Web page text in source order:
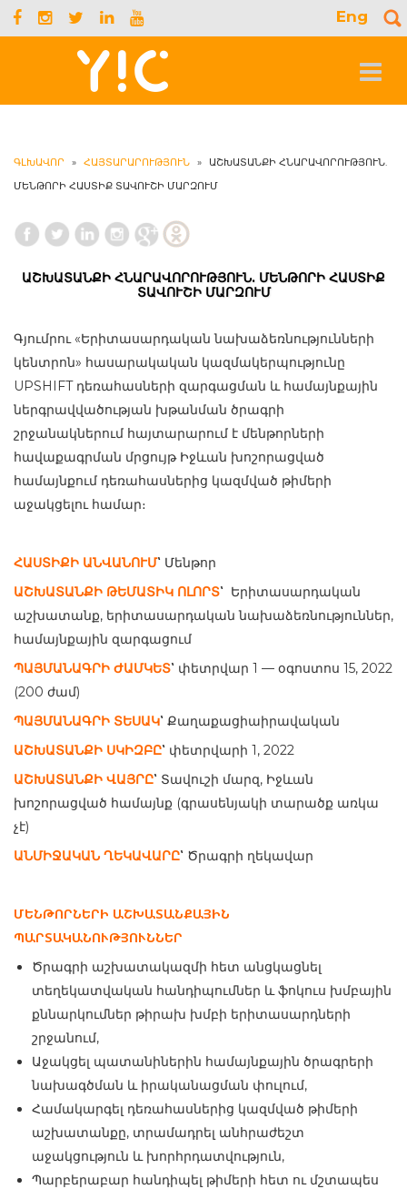
Eng
Toggle
ԳԼԽԱՎՈՐ » ՀԱՅՏԱՐԱՐՈՒԹՅՈՒՆ »
ԱՇԽԱՏԱՆՔԻ ՀՆԱՐԱՎՈՐՈՒԹՅՈՒՆ.
ՄԵՆԹՈՐԻ ՀԱՍՏԻՔ ՏԱՎՈՒՇԻ ՄԱՐԶՈՒՄ
ԱՇԽԱՏԱՆՔԻ ՀՆԱՐԱՎՈՐՈՒԹՅՈՒՆ. ՄԵՆԹՈՐԻ ՀԱՍՏԻՔ
ՏԱՎՈՒՇԻ ՄԱՐԶՈՒՄ
Գյումրու «Երիտասարդական նախաձեռնությունների
կենտրոն» հասարակական կազմակերպությունը
UPSHIFT դեռահասների զարգացման և համայնքային
ներգրավվածության խթանման ծրագրի
շրջանակներում հայտարարում է մենթորների
հավաքագրման մրցույթ Իջևան խոշորացված
համայնքում դեռահասներից կազմված թիմերի
աջակցելու համար։
ՀԱՍՏԻՔԻ ԱՆՎԱՆՈՒՄ՝ Մենթոր
ԱՇԽԱՏԱՆՔԻ ԹԵՄԱՏԻԿ ՈԼՈՐՏ՝ Երիտասարդական
աշխատանք, երիտասարդական նախաձեռնություններ,
համայնքային զարգացում
ՊԱՅՄԱՆԱԳՐԻ ԺԱՄԿԵՏ՝ փետրվար 1 — օգոստոս 15, 2022
(200 ժամ)
ՊԱՅՄԱՆԱԳՐԻ ՏԵՍԱԿ՝ Քաղաքացիաիրավական
ԱՇԽԱՏԱՆՔԻ ՍԿԻԶԲԸ՝ փետրվարի 1, 2022
ԱՇԽԱՏԱՆՔԻ ՎԱՅՐԸ՝ Տավուշի մարզ, Իջևան
խոշորացված համայնք (գրասենյակի տարածք առկա
չէ)
ԱՆՄԻՋԱԿԱՆ ՂԵԿԱՎԱՐԸ՝ Ծրագրի ղեկավար
ՄԵՆԹՈՐՆԵՐԻ ԱՇԽԱՏԱՆՔԱՅԻՆ
ՊԱՐՏԱԿԱՆՈՒԹՅՈՒՆՆԵՐ
Ծրագրի աշխատակազմի հետ անցկացնել
տեղեկատվական հանդիպումներ և ֆոկուս խմբային
քննարկումներ թիրախ խմբի երիտասարդների
շրջանում,
Աջակցել պատանիներին համայնքային ծրագրերի
նախագծման և իրականացման փուլում,
Համակարգել դեռահասներից կազմված թիմերի
աշխատանքը, տրամադրել անհրաժեշտ
աջակցություն և խորհրդատվություն,
Պարբերաբար հանդիպել թիմերի հետ ու մշտապես